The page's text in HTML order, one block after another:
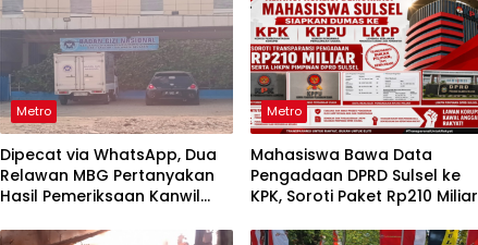
Metro
Dipecat via WhatsApp, Dua
Relawan MBG Pertanyakan
Hasil Pemeriksaan Kanwil
Metro
Mahasiswa Bawa Data
Pengadaan DPRD Sulsel ke
KPK, Soroti Paket Rp210 Miliar